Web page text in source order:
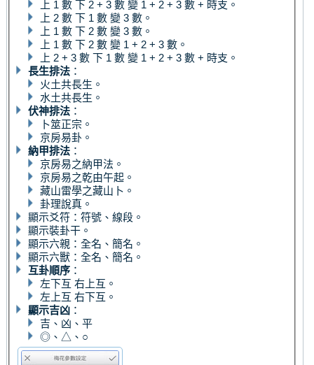
上 1 數 下 2 + 3 數 變 1 + 2 + 3 數 + 時支。
上 2 數 下 1 數 變 3 數。
上 1 數 下 2 數 變 3 數。
上 1 數 下 2 數 變 1 + 2 + 3 數。
上 2 + 3 數 下 1 數 變 1 + 2 + 3 數 + 時支。
長生排法 ：
火土共長生。
水土共長生。
伏神排法 ：
卜筮正宗。
京房易卦。
納甲排法 ：
京房易之納甲法。
京房易之乾由午起。
藏山雷學之藏山卜。
卦理說真。
顯示爻符：符號、線段。
顯示裝卦干。
顯示六親：全名、簡名。
顯示六獸：全名、簡名。
互卦順序 ：
左下互 右上互。
左上互 右下互。
顯示吉凶 ：
吉、凶、平
◎、△、○